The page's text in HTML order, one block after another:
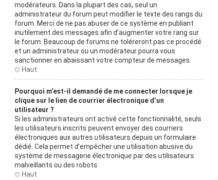
modérateurs. Dans la plupart des cas, seul un
administrateur du forum peut modifier le texte des rangs du
forum. Merci de ne pas abuser de ce système en publiant
inutilement des messages afin d’augmenter votre rang sur
le forum. Beaucoup de forums ne toléreront pas ce procédé
et un administrateur ou un modérateur pourra vous
sanctionner en abaissant votre compteur de messages.
Haut
Pourquoi m’est-il demandé de me connecter lorsque je
clique sur le lien de courrier électronique d’un
utilisateur ?
Si les administrateurs ont activé cette fonctionnalité, seuls
les utilisateurs inscrits peuvent envoyer des courriers
électroniques aux autres utilisateurs depuis un formulaire
dédié. Cela permet d’empêcher une utilisation abusive du
système de messagerie électronique par des utilisateurs
malveillants ou des robots.
Haut